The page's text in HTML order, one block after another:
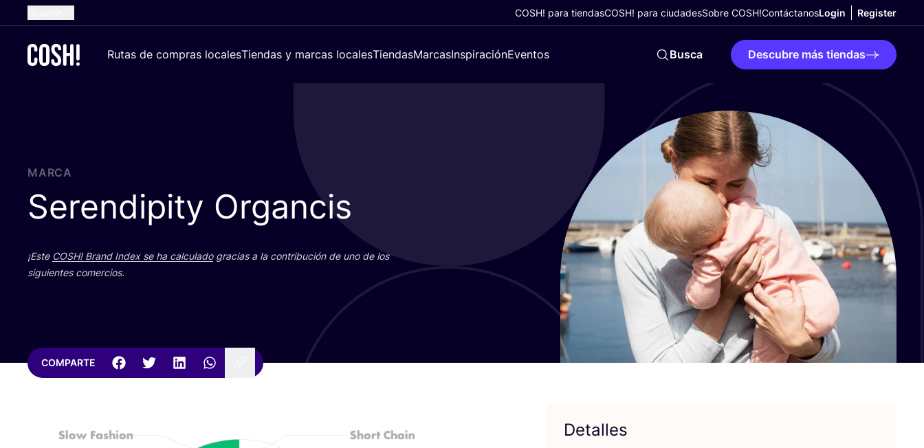
Dutch
COSH! para tiendasCOSH! para ciudadesSobre COSH!ContáctanosLogin Register
Rutas de compras localesTiendas y marcas localesTiendasMarcasInspiraciónEventos Busca Descubre más tiendas
MARCA
Serendipity Organcis
¡Este COSH! Brand Index se ha cal­cu­la­dogra­cias a la con­tri­bu­ción de uno de los
siguien­tes comercios.
COMPARTE
Detalles